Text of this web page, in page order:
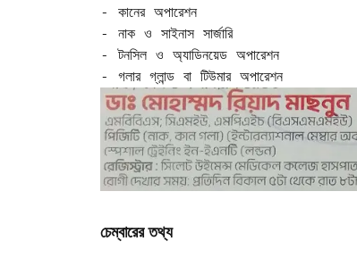
- কানের অপারেশন
- নাক ও সাইনাস সার্জারি
- টনসিল ও অ্যাডিনয়েড অপারেশন
চেম্বারের তথ্য